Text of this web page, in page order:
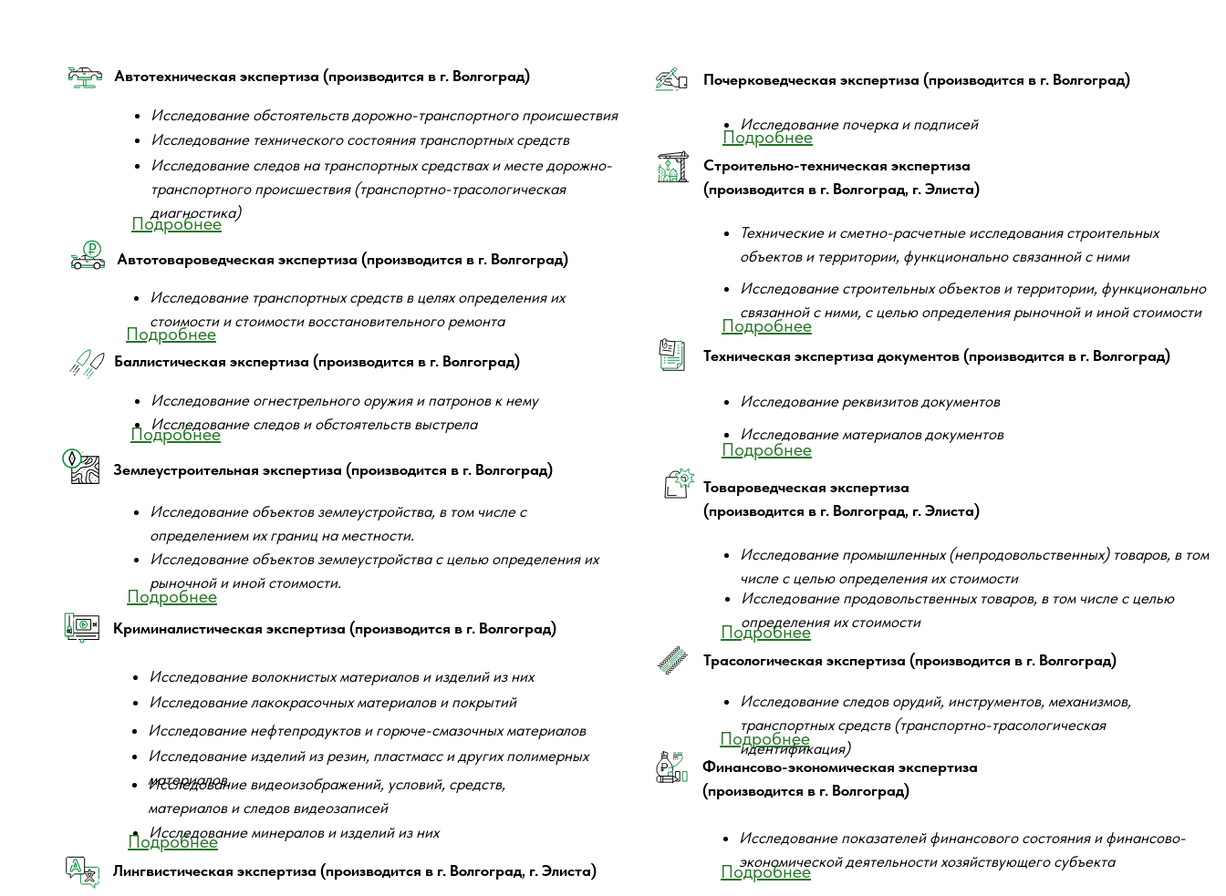
Основная цель:
ФБУ Волгоградская ЛСЭ Минюста России является государственным экспертным учреждением. Основной целью
деятельности лаборатории является защита интересов государства, прав и свобод гражданина, прав юридического лица
посредством проведения объективных научно обоснованных судебных экспертиз и экспертных исследований.
Лаборатория осуществляет государственную экспертную деятельность в процессе судопроизводства для обеспечения
исполнения полномочий судов, судей, органов дознания и следствия посредством организации и производства судебных
экспертиз на основании Федерального закона от 31.05.2001 № 73-ФЗ «О государственной судебно-экспертной
деятельности в Российской Федерации» и ведомственных нормативно-правовых актов.
Основной вид деятельности:
– производство экспертиз и экспертных исследований по заданиям судов, следственных органов и органов дознания разных ведомств
(СК, МВД, ФСБ, ФССП, МЧС России) по уголовным, гражданским, административным, арбитражным делам в соответствии с
Здание, в котором размещается учреждение (вид с разных сторон)
Кабинеты работников учреждения
Часть общего коридора в помещении учреждения
Автотехническая экспертиза (производится в г. Волгоград)
Исследование обстоятельств дорожно-транспортного происшествия
Исследование технического состояния транспортных средств
Исследование следов на транспортных средствах и месте дорожно-
транспортного происшествия (транспортно-трасологическая
диагностика)
Подробнее
Криминалистическая экспертиза (производится в г. Волгоград)
Исследование волокнистых материалов и изделий из них
Исследование лакокрасочных материалов и покрытий
Исследование нефтепродуктов и горюче-смазочных материалов
Исследование изделий из резин, пластмасс и других полимерных
материалов
Исследование минералов и изделий из них
Исследование видеоизображений, условий, средств,
материалов и следов видеозаписей
Подробнее
Лингвистическая экспертиза (производится в г. Волгоград, г. Элиста)
Почерковедческая экспертиза (производится в г. Волгоград)
Исследование почерка и подписей
Подробнее
Строительно-техническая экспертиза
(производится в г. Волгоград, г. Элиста)
Технические и сметно-расчетные исследования строительных
объектов и территории, функционально связанной с ними
Исследование строительных объектов и территории, функционально
связанной с ними, с целью определения рыночной и иной стоимости
Подробнее
Техническая экспертиза документов (производится в г. Волгоград)
Исследование реквизитов документов
Исследование материалов документов
Подробнее
Товароведческая экспертиза
(производится в г. Волгоград, г. Элиста)
Исследование промышленных (непродовольственных) товаров, в том
числе с целью определения их стоимости
Исследование продовольственных товаров, в том числе с целью
определения их стоимости
Подробнее
Трасологическая экспертиза (производится в г. Волгоград)
Исследование следов орудий, инструментов, механизмов,
транспортных средств (транспортно-трасологическая
идентификация)
Подробнее
Финансово-экономическая экспертиза
(производится в г. Волгоград)
Исследование показателей финансового состояния и финансово-
экономической деятельности хозяйствующего субъекта
Подробнее
Землеустроительная экспертиза (производится в г. Волгоград)
Исследование объектов землеустройства, в том числе с
определением их границ на местности.
Исследование объектов землеустройства с целью определения их
рыночной и иной стоимости.
Подробнее
Автотовароведческая экспертиза (производится в г. Волгоград)
Исследование транспортных средств в целях определения их
стоимости и стоимости восстановительного ремонта
Подробнее
Баллистическая экспертиза (производится в г. Волгоград)
Исследование огнестрельного оружия и патронов к нему
Исследование следов и обстоятельств выстрела
Подробнее